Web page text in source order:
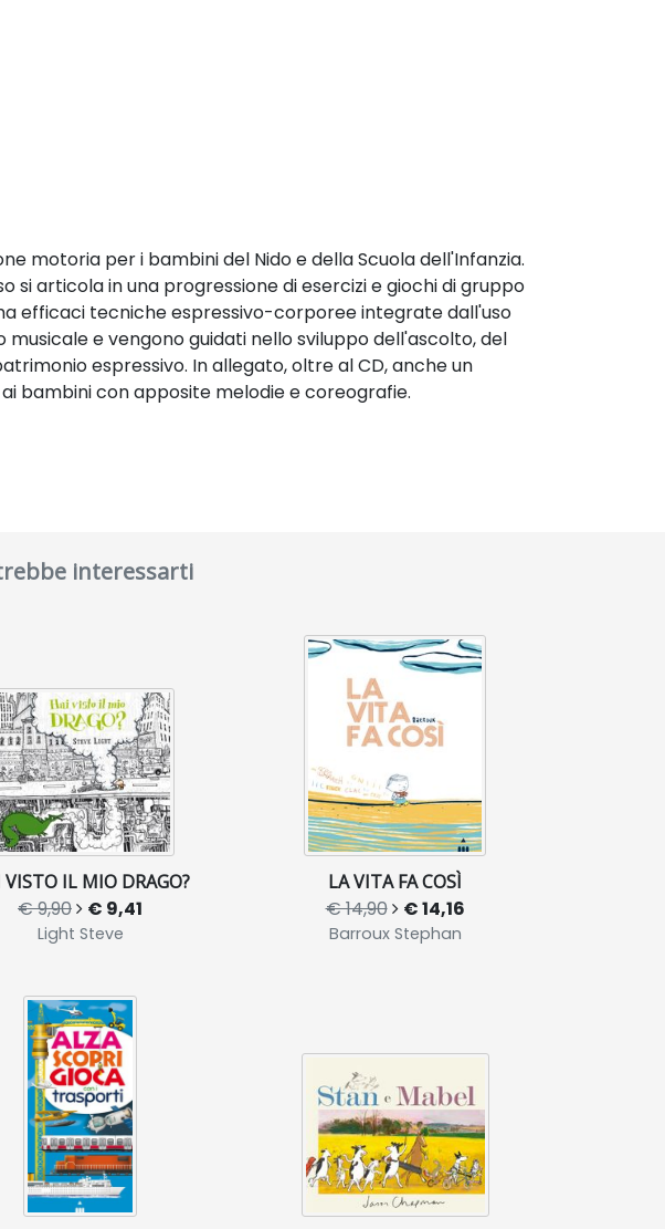
motoria per i bambini del Nido e della Scuola dell'Infanzia.
si articola in una progressione di esercizi e giochi di gruppo
efficaci tecniche espressivo-corporee integrate dall'uso
e vengono guidati nello sviluppo dell'ascolto, del
espressivo. In allegato, oltre al CD, anche un
bambini con apposite melodie e coreografie.
interessarti
VISTO IL MIO DRAGO?
€ 9,90 € 9,41
Light Steve
LA VITA FA COSÌ
€ 14,90 € 14,16
Barroux Stephan